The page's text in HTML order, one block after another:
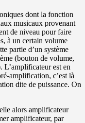
dont la fonction
musicaux provenant
de niveau pour faire
à un certain volume
partie d’un système
(bouton de volume,
L’amplificateur est en
amplification, c’est là
dite de puissance. On
alors amplificateur
amplificateur, par